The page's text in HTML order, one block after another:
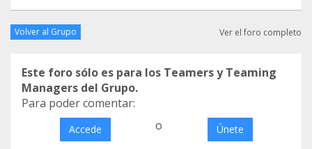
Volver al Grupo Ver el foro completo
Este foro sólo es para los Teamers y Teaming
Managers del Grupo.
Para poder comentar:
Accede o Únete